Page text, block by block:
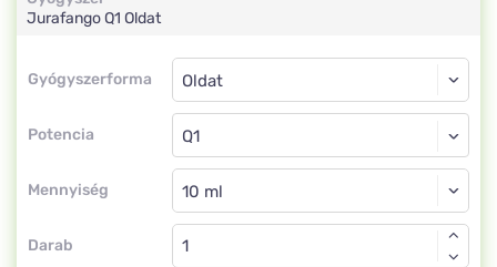
JurafangoQ1 Oldat
Gyógyszerforma
Gyógyszerforma
Potencia
Oldat
Q1
Mennyiség
Oldat
Darab